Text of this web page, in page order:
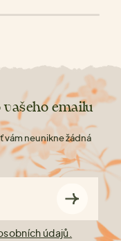
vašeho emailu
neunikne žádná
údajů.